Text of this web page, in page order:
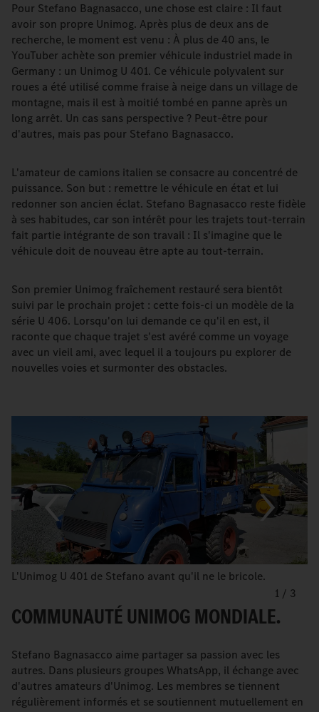
Pour Stefano Bagnasacco, une chose est claire : Il faut
avoir son propre Unimog. Après plus de deux ans de
recherche, le moment est venu : À plus de 40 ans, le
YouTuber achète son premier véhicule industriel made in
Germany : un Unimog U 401. Ce véhicule polyvalent sur
roues a été utilisé comme fraise à neige dans un village de
montagne, mais il est à moitié tombé en panne après un
long arrêt. Un cas sans perspective ? Peut-être pour
d'autres, mais pas pour Stefano Bagnasacco.
L'amateur de camions italien se consacre au concentré de
puissance. Son but : remettre le véhicule en état et lui
redonner son ancien éclat. Stefano Bagnasacco reste fidèle
à ses habitudes, car son intérêt pour les trajets tout-terrain
fait partie intégrante de son travail : Il s'imagine que le
véhicule doit de nouveau être apte au tout-terrain.
Son premier Unimog fraîchement restauré sera bientôt
suivi par le prochain projet : cette fois-ci un modèle de la
série U 406. Lorsqu'on lui demande ce qu'il en est, il
raconte que chaque trajet s'est avéré comme un voyage
avec un vieil ami, avec lequel il a toujours pu explorer de
nouvelles voies et surmonter des obstacles.
L'Unimog U 401 de Stefano avant qu'il ne le bricole.
1 / 3
COMMUNAUTÉ UNIMOG MONDIALE.
Stefano Bagnasacco aime partager sa passion avec les
autres. Dans plusieurs groupes WhatsApp, il échange avec
d'autres amateurs d'Unimog. Les membres se tiennent
régulièrement informés et se soutiennent mutuellement en